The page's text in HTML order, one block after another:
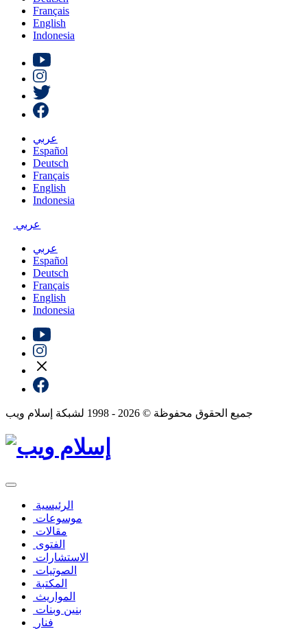
Français
English
Indonesia
عربي
Español
Deutsch
Français
English
Indonesia
عربي
عربي
Español
Deutsch
Français
English
Indonesia
جميع الحقوق محفوظة © 2026 - 1998 لشبكة إسلام ويب
الرئيسية
موسوعات
مقالات
الفتوى
الاستشارات
الصوتيات
المكتبة
المواريث
بنين وبنات
فنار